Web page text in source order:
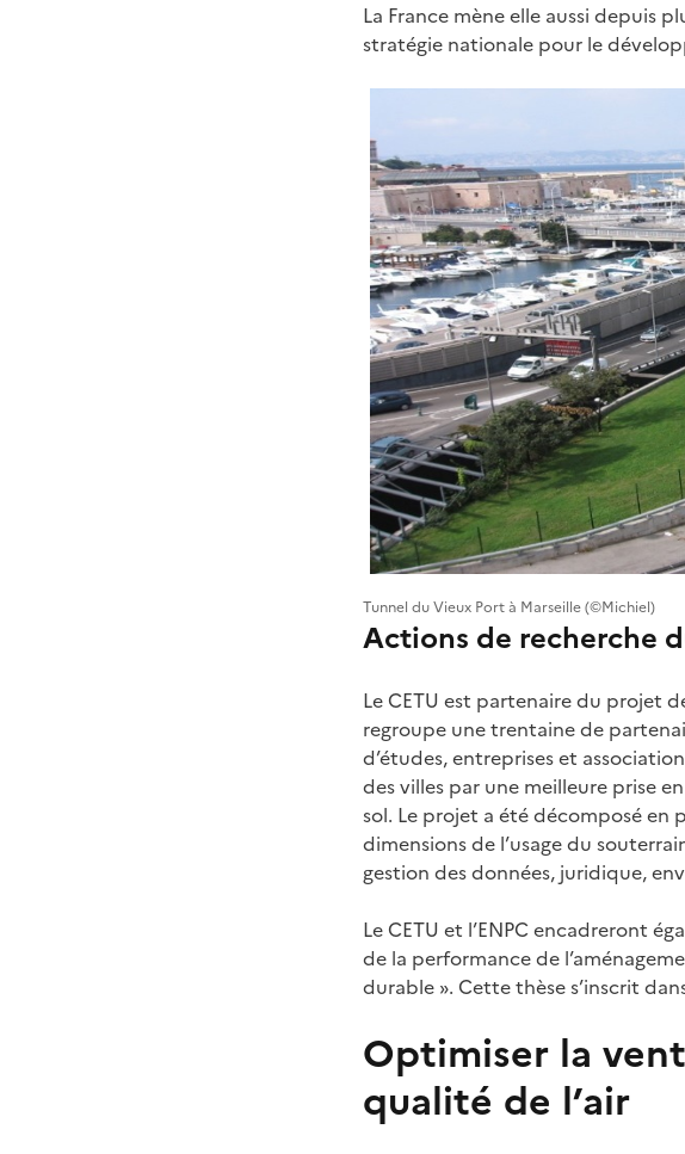
La France mène elle aussi depuis
stratégie nationale pour le
Tunnel du Vieux Port à Marseille (©Michiel)
Actions de recherche
Le CETU est partenaire du projet
regroupe une trentaine de
d’études, entreprises et
des villes par une meilleure prise
sol. Le projet a été décomposé
dimensions de l’usage du
gestion des données, juridique,
Le CETU et l’ENPC encadreront
de la performance de
durable ». Cette thèse s’inscrit
Optimiser la
qualité de l’air